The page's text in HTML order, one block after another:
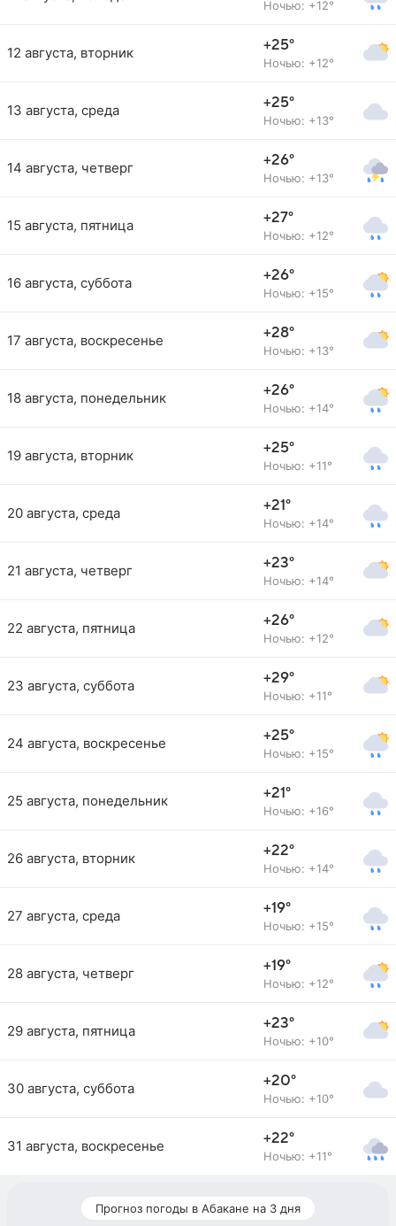
Ночью: +12°
12 августа, вторник +25°
Ночью: +12°
13 августа, среда +25°
Ночью: +13°
14 августа, четверг +26°
Ночью: +13°
15 августа, пятница +27°
Ночью: +12°
16 августа, суббота +26°
Ночью: +15°
17 августа, воскресенье +28°
Ночью: +13°
18 августа, понедельник +26°
Ночью: +14°
19 августа, вторник +25°
Ночью: +11°
20 августа, среда +21°
Ночью: +14°
21 августа, четверг +23°
Ночью: +14°
22 августа, пятница +26°
Ночью: +12°
23 августа, суббота +29°
Ночью: +11°
24 августа, воскресенье +25°
Ночью: +15°
25 августа, понедельник +21°
Ночью: +16°
26 августа, вторник +22°
Ночью: +14°
27 августа, среда +19°
Ночью: +15°
28 августа, четверг +19°
Ночью: +12°
29 августа, пятница +23°
Ночью: +10°
30 августа, суббота +20°
Ночью: +10°
31 августа, воскресенье +22°
Ночью: +11°
Прогноз погоды в Абакане на 3 дня